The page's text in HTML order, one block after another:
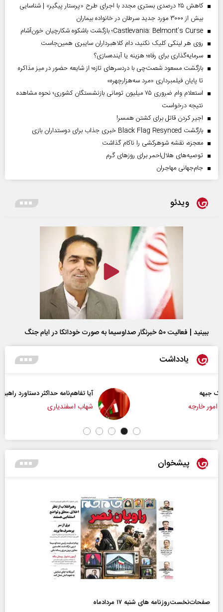
کاهش ۲۵ درصدی بستری مجدد با اجرای طرح «پرستار پیگیر» | شناسایی
بیش از ۳۰۰۰ مورد جدید سرطان در خانواده بیماران
Castlevania: Belmont’s Curse؛ بازگشت باشکوه شکارچیان خون‌آشام
روی هر لینکی کلیک نکنید، دام کلاهبرداران سایبری همین‌جاست
سرمایه‌گذاری برای رفاه؛ هزینه یا آینده‌سازی؟
بازگشت مسعود شصت‌چی با دردسر‌های تازه؛ از شایعه حضور در میز مذاکره
تا پایان فیلمبرداری «مرد سه‌هزارچهره»
استعلام وام ضروری ۷۵ میلیون تومانی بازنشستگان کشوری؛ نحوه مشاهده
نتیجه درخواست
اجیر کردن قاتل برای کشتن همسر!
بازگشت Black Flag Resynced خبری جذاب برای دوستداران بازی
معجزه، نقشه شوهرکشی را ناکام گذاشت
توصیه‌های هلال‌احمر برای روز‌های گرم
جام‌جهانی مهاجران
ویدئو
ببینید | فعالیت ۵۰ خبرنگار صداوسیما به صورت خوداتکا در ایام جنگ
یادداشت
آیا تفاهم‌نامه حداکثر دستاورد راهبردی ایران بود؟
شهاب اسفندیاری
پیشخوان
صفحات‌نخست‌روزنامه ها‌ی شنبه ۱۷ مردادماه